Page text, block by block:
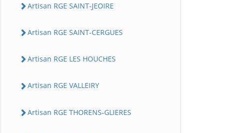
Artisan RGE SAINT-JEOIRE
Artisan RGE SAINT-CERGUES
Artisan RGE LES HOUCHES
Artisan RGE VALLEIRY
Artisan RGE THORENS-GLIERES